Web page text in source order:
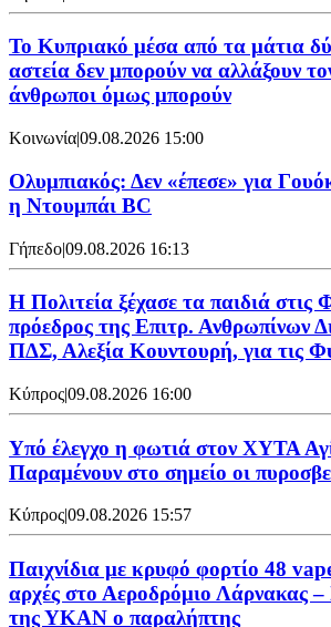
Το Κυπριακό μέσα από τα μάτια
αστεία δεν μπορούν να αλλάξουν
άνθρωποι όμως μπορούν
Κοινωνία|09.08.2026 15:00
Ολυμπιακός: Δεν «έπεσε» για
η Ντουμπάι BC
Γήπεδο|09.08.2026 16:13
Η Πολιτεία ξέχασε τα παιδιά
πρόεδρος της Επιτρ. Ανθρωπίνων
ΠΔΣ, Αλεξία Κουντουρή, για τις
Κύπρος|09.08.2026 16:00
Υπό έλεγχο η φωτιά στον ΧΥΤΑ
Παραμένουν στο σημείο οι
Κύπρος|09.08.2026 15:57
Παιχνίδια με κρυφό φορτίο 48
αρχές στο Αεροδρόμιο Λάρνακας –
της ΥΚΑΝ ο παραλήπτης